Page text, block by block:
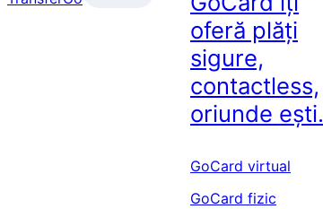
oferă plăți
sigure,
contactless,
oriunde ești.
GoCard virtual
GoCard fizic